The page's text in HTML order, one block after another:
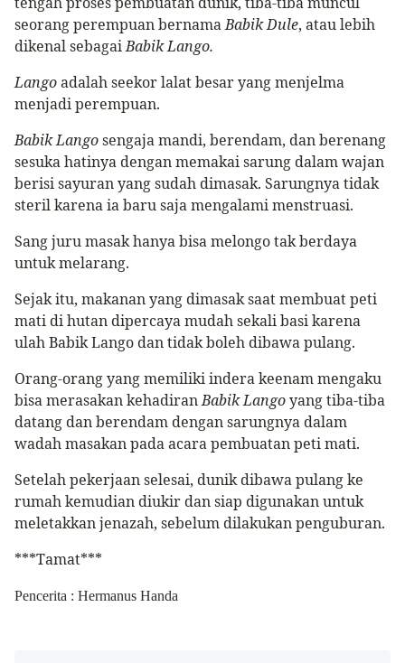
seorang perempuan bernamaBabik Dule, atau lebih
dikenal sebagaiBabik Lango.
Langoadalah seekor lalat besar yang menjelma
menjadi perempuan.
Babik Langosengaja mandi, berendam, dan berenang
sesuka hatinya dengan memakai sarung dalam wajan
berisi sayuran yang sudah dimasak. Sarungnya tidak
steril karena ia baru saja mengalami menstruasi.
Sang juru masak hanya bisa melongo tak berdaya
untuk melarang.
Sejak itu, makanan yang dimasak saat membuat peti
mati di hutan dipercaya mudah sekali basi karena
ulah Babik Lango dan tidak boleh dibawa pulang.
Orang-orang yang memiliki indera keenam mengaku
bisa merasakan kehadiranBabik Langoyang tiba-tiba
datang dan berendam dengan sarungnya dalam
wadah masakan pada acara pembuatan peti mati.
Setelah pekerjaan selesai, dunik dibawa pulang ke
rumah kemudian diukir dan siap digunakan untuk
meletakkan jenazah, sebelum dilakukan penguburan.
***Tamat***
Pencerita : Hermanus Handa